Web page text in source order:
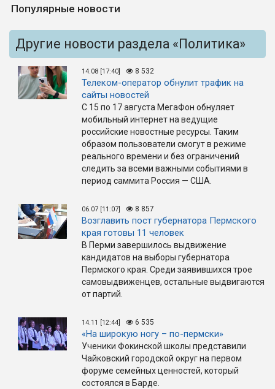
Популярные новости
Другие новости раздела «Политика»
14.08 [17:40] 8 532
Телеком-оператор обнулит трафик на
сайты новостей
С 15 по 17 августа МегаФон обнуляет
мобильный интернет на ведущие
российские новостные ресурсы. Таким
образом пользователи смогут в режиме
реального времени и без ограничений
следить за всеми важными событиями в
период саммита Россия — США.
06.07 [11:07] 8 857
Возглавить пост губернатора Пермского
края готовы 11 человек
В Перми завершилось выдвижение
кандидатов на выборы губернатора
Пермского края. Среди заявившихся трое
самовыдвиженцев, остальные выдвигаются
от партий.
14.11 [12:44] 6 535
«На широкую ногу – по-пермски»
Ученики Фокинской школы представили
Чайковский городской округ на первом
форуме семейных ценностей, который
состоялся в Барде.